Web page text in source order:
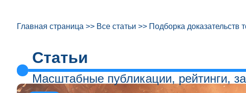
Главная страница >> Все статьи >> Подборка доказательств
Статьи
Масштабные публикации, рейтинги,